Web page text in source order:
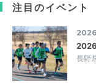
注目のイベント
長野